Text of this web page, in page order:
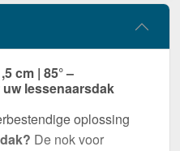
cm | 85° –
lessenaarsdak
oplossing
De nok voor